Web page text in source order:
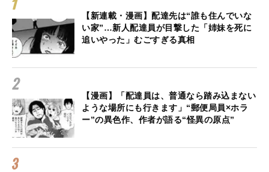
【新連載・漫画】配達先は“誰も住んでいな
い家”…新人配達員が目撃した「姉妹を死に
追いやった」むごすぎる真相
【漫画】「配達員は、普通なら踏み込まない
ような場所にも行きます」“郵便局員×ホラ
ー”の異色作、作者が語る“怪異の原点”